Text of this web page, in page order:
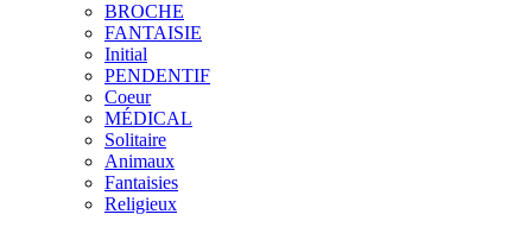
BROCHE
FANTAISIE
Initial
PENDENTIF
Coeur
MÉDICAL
Solitaire
Animaux
Fantaisies
Religieux